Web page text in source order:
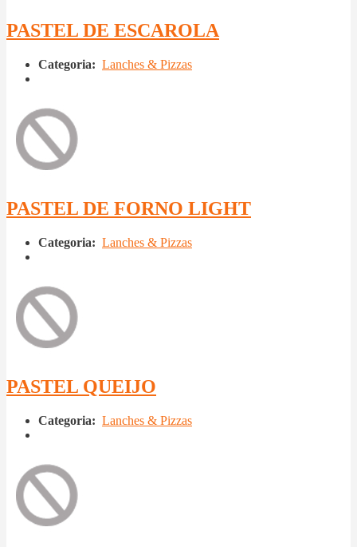
PASTEL DE ESCAROLA
Categoria: Lanches & Pizzas
PASTEL DE FORNO LIGHT
Categoria: Lanches & Pizzas
PASTEL QUEIJO
Categoria: Lanches & Pizzas